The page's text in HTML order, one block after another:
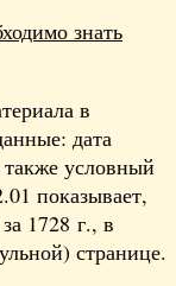
знать
в
дата
условный
показывает,
1728 г., в
странице.